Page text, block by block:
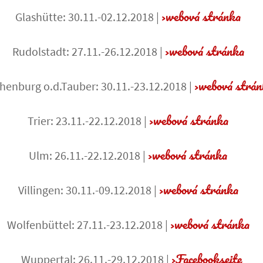
Glashütte: 30.11.-02.12.2018 | webová stránka
Rudolstadt: 27.11.-26.12.2018 | webová stránka
o.d.Tauber: 30.11.-23.12.2018 | webová
Trier: 23.11.-22.12.2018 | webová stránka
Ulm: 26.11.-22.12.2018 | webová stránka
Villingen: 30.11.-09.12.2018 | webová stránka
Wolfenbüttel: 27.11.-23.12.2018 | webová stránka
Wuppertal: 26.11.-29.12.2018 | Facebookseite